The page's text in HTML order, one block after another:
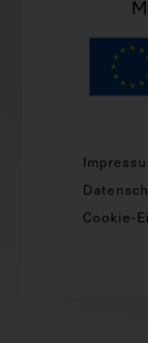
Cookie-